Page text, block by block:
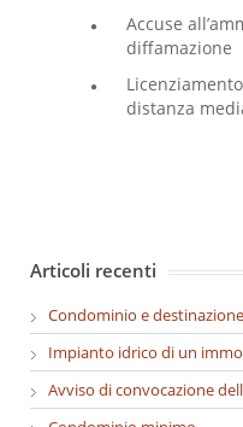
Accuse
diffamazione
distanza
Articoli recenti
Condominio e
Impianto idrico di un
Avviso di convocazione